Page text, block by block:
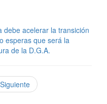
debe acelerar la transición
esperas que será la
de la D.G.A.
Siguiente